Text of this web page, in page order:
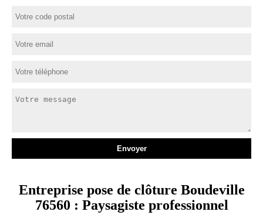
Entreprise pose de clôture Boudeville
76560 : Paysagiste professionnel